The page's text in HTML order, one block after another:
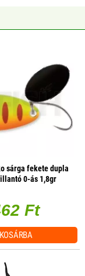
sárga fekete dupla
0-ás 1,8gr
Ft
KOSÁRBA